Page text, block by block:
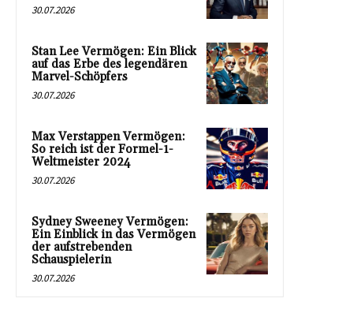
30.07.2026
Stan Lee Vermögen: Ein Blick
auf das Erbe des legendären
Marvel-Schöpfers
30.07.2026
Max Verstappen Vermögen:
So reich ist der Formel-1-
Weltmeister 2024
30.07.2026
Sydney Sweeney Vermögen:
Ein Einblick in das Vermögen
der aufstrebenden
Schauspielerin
30.07.2026